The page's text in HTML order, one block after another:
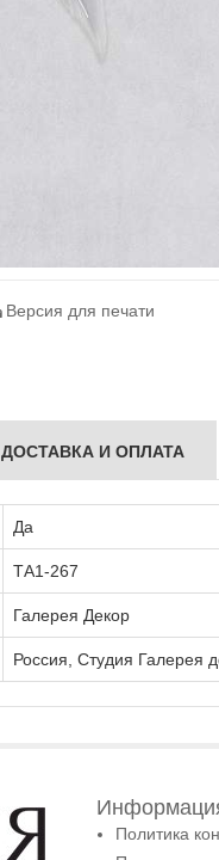
Версия для печати
ДОСТАВКА И ОПЛАТА
Да
ТА1-267
Галерея Декор
Россия, Студия Галерея
Политика